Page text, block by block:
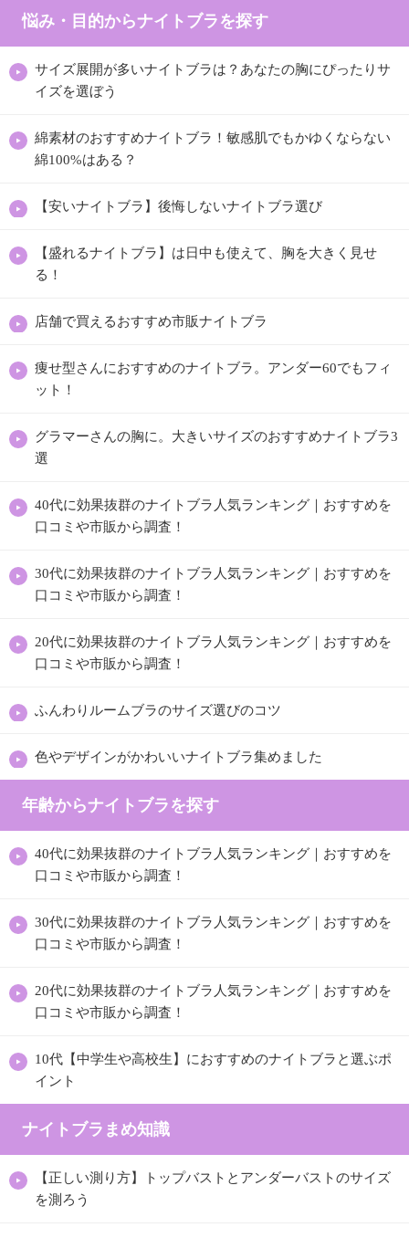
悩み・目的からナイトブラを探す
サイズ展開が多いナイトブラは？あなたの胸にぴったりサ
イズを選ぼう
綿素材のおすすめナイトブラ！敏感肌でもかゆくならない
綿100%はある？
【安いナイトブラ】後悔しないナイトブラ選び
【盛れるナイトブラ】は日中も使えて、胸を大きく見せ
る！
店舗で買えるおすすめ市販ナイトブラ
痩せ型さんにおすすめのナイトブラ。アンダー60でもフィ
ット！
グラマーさんの胸に。大きいサイズのおすすめナイトブラ3
選
40代に効果抜群のナイトブラ人気ランキング｜おすすめを
口コミや市販から調査！
30代に効果抜群のナイトブラ人気ランキング｜おすすめを
口コミや市販から調査！
20代に効果抜群のナイトブラ人気ランキング｜おすすめを
口コミや市販から調査！
ふんわりルームブラのサイズ選びのコツ
色やデザインがかわいいナイトブラ集めました
年齢からナイトブラを探す
40代に効果抜群のナイトブラ人気ランキング｜おすすめを
口コミや市販から調査！
30代に効果抜群のナイトブラ人気ランキング｜おすすめを
口コミや市販から調査！
20代に効果抜群のナイトブラ人気ランキング｜おすすめを
口コミや市販から調査！
10代【中学生や高校生】におすすめのナイトブラと選ぶポ
イント
ナイトブラまめ知識
【正しい測り方】トップバストとアンダーバストのサイズ
を測ろう